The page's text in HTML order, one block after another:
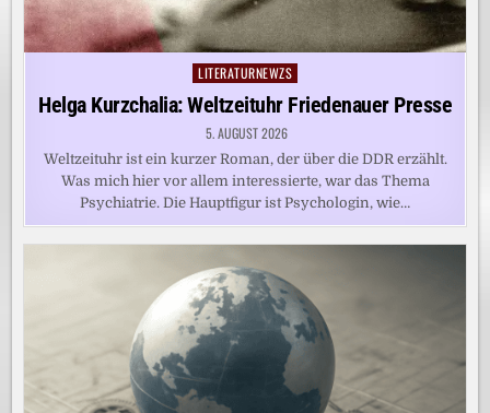
Posted
in
LITERATURNEWZS
Helga Kurzchalia: Weltzeituhr Friedenauer Presse
5. AUGUST 2026
Weltzeituhr ist ein kurzer Roman, der über die DDR erzählt.
Was mich hier vor allem interessierte, war das Thema
Psychiatrie. Die Hauptfigur ist Psychologin, wie…